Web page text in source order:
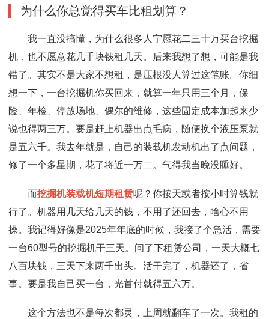
为什么你总觉得买车比租划算？
我一直没搞懂，为什么很多人宁愿花二三十万买台挖掘
机，也不愿意花几千块钱租几天。后来我想了想，可能是我
错了。其实不是大家不想租，是压根没人算过这笔账。你细
想一下，一台挖掘机你买回来，就算一年只用三个月，保
险、年检、停放场地、偶尔的维修，这些固定成本加起来少
说也得两三万。要是赶上机器出点毛病，随便换个液压泵就
是五六千。我去年就是，自己的装载机发动机出了点问题，
修了一个多星期，花了将近一万二。气得我当晚没睡好。
而挖掘机装载机短期租赁呢？你按天或者按小时算钱就
行了。机器用几天给几天的钱，不用了还回去，啥心不用
操。我记得好像是2025年年底的时候，我接了个急活，需要
一台60型号的挖掘机干三天。问了下租赁公司，一天大概七
八百块钱，三天下来两千出头。活干完了，机器还了，省
事。要是我自己买一台，光首付就得五六万。
这个方法也不是每次都灵，上周就翻车了一次。我租的